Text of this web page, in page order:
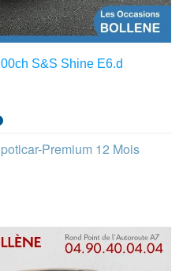
S&S Shine E6.d
Premium 12 Mois